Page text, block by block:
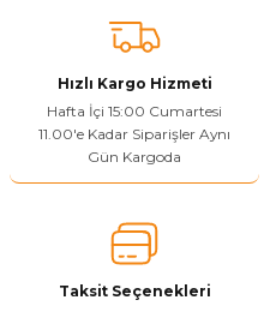
tarafımıza iletebilirsiniz.
Görüş ve önerileriniz için teşekkür
Ürün resmi kalitesiz, bozuk veya
Ürün açıklamasında eksik bilgiler
Sitenize Pek Güvenemedim
Bu ürüne benzer farklı alternatifler
Hızlı Kargo Hizmeti
Hafta İçi 15:00 Cumartesi
11.00'e Kadar Siparişler Aynı
Gün Kargoda
Taksit Seçenekleri